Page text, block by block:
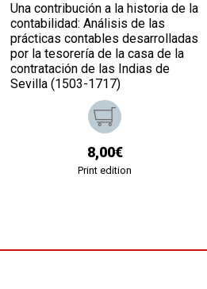
Una contribución a la historia de la
contabilidad: Análisis de las
prácticas contables desarrolladas
por la tesorería de la casa de la
contratación de las Indias de
Sevilla (1503-1717)
8,00€
Print edition